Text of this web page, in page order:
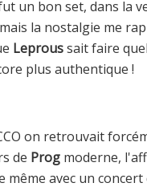
un bon set, dans la
la nostalgie me
Leproussait faire
plus authentique !
on retrouvait
de Prog moderne,
même avec un concert